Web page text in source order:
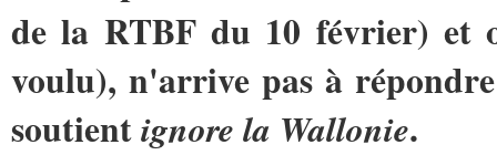
de la RTBF du 10 février) et
voulu), n'arrive pas à
soutientignore la Wallonie.